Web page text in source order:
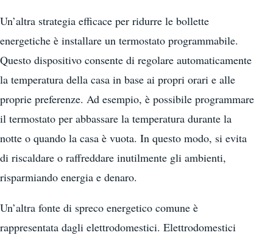
Un’altra strategia efficace per ridurre le bollette
energetiche è installare un termostato programmabile.
Questo dispositivo consente di regolare automaticamente
la temperatura della casa in base ai propri orari e alle
proprie preferenze. Ad esempio, è possibile programmare
il termostato per abbassare la temperatura durante la
notte o quando la casa è vuota. In questo modo, si evita
di riscaldare o raffreddare inutilmente gli ambienti,
risparmiando energia e denaro.
Un’altra fonte di spreco energetico comune è
rappresentata dagli elettrodomestici. Elettrodomestici